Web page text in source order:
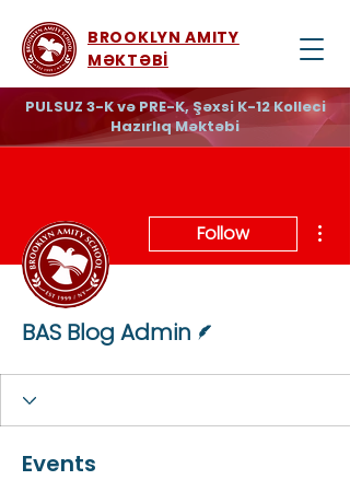
BROOKLYN AMITY
MƏKTƏBİ
PULSUZ 3-K və PRE-K, Şəxsi K-12 Kolleci
Hazırlıq Məktəbi
Follow
BAS Blog Admin
Events